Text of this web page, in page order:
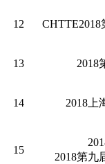
12
13 2018
14 2018上
15
2018第九